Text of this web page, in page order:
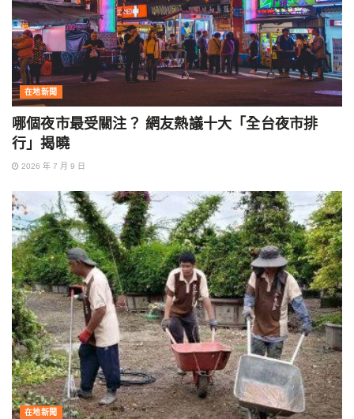
在地新聞
哪個夜市最受關注？ 網友熱議十大「全台夜市排
行」揭曉
2026 年 7 月 9 日
在地新聞